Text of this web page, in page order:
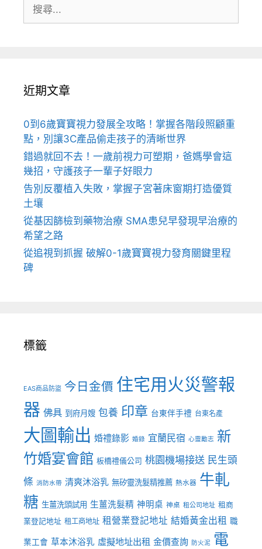
尋:
近期文章
0到6歲寶寶視力發展全攻略！掌握各階段照顧重
點，別讓3C產品偷走孩子的清晰世界
錯過就回不去！一歲前視力可塑期，爸媽學會這
幾招，守護孩子一輩子好眼力
告別反覆植入失敗，掌握子宮著床窗期打造優質
土壤
從基因篩檢到藥物治療 SMA患兒早發現早治療的
希望之路
從追視到抓握 破解0-1歲寶寶視力發育關鍵里程
碑
標籤
EAS商品防盜 今日金價 住宅用火災警報
器 佛具 到府月嫂 包養 印章 台東伴手禮 台東名產
大圖輸出 婚禮錄影 婚錄 宜蘭民宿 心靈勵志 新
竹婚宴會館 板橋禮儀公司 桃園機場接送 民生頭
條 消防水帶 清爽沐浴乳 無矽靈洗髮精推薦 熱水器 牛軋
糖 生薑洗頭試用 生薑洗髮精 神明桌 神桌 租公司地址 租商
業登記地址 租工商地址 租營業登記地址 結婚黃金出租 職
業工會 草本沐浴乳 虛擬地址出租 金價查詢 防火泥 電